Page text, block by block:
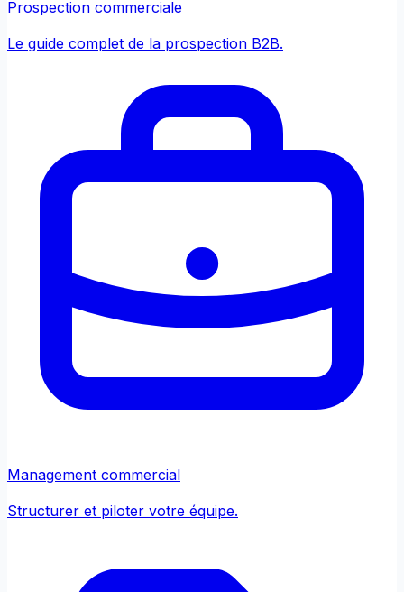
Prospection commerciale
Le guide complet de la prospection B2B.
Management commercial
Structurer et piloter votre équipe.